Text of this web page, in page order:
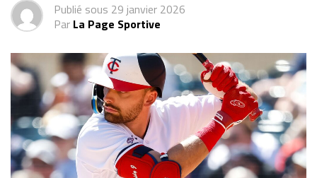
Publié sous 29 janvier 2026
Par La Page Sportive